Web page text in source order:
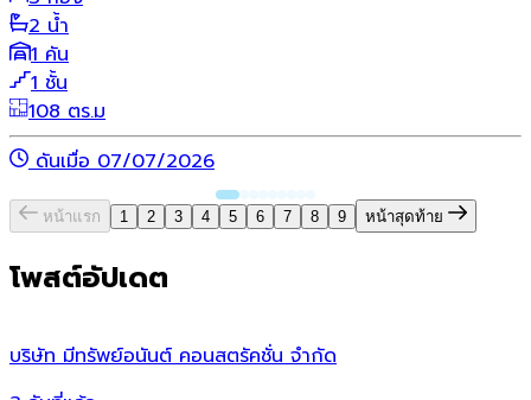
2 น้ำ
1 คัน
1 ชั้น
108 ตร.ม
ดันเมื่อ 07/07/2026
หน้าแรก 1 2 3 4 5 6 7 8 9 หน้าสุดท้าย
โพสต์อัปเดต
บริษัท มีทรัพย์อนันต์ คอนสตรัคชั่น จํากัด